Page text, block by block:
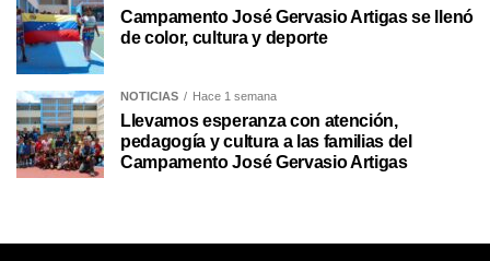
Campamento José Gervasio Artigas se llenó
de color, cultura y deporte
NOTICIAS Hace 1 semana
Llevamos esperanza con atención,
pedagogía y cultura a las familias del
Campamento José Gervasio Artigas